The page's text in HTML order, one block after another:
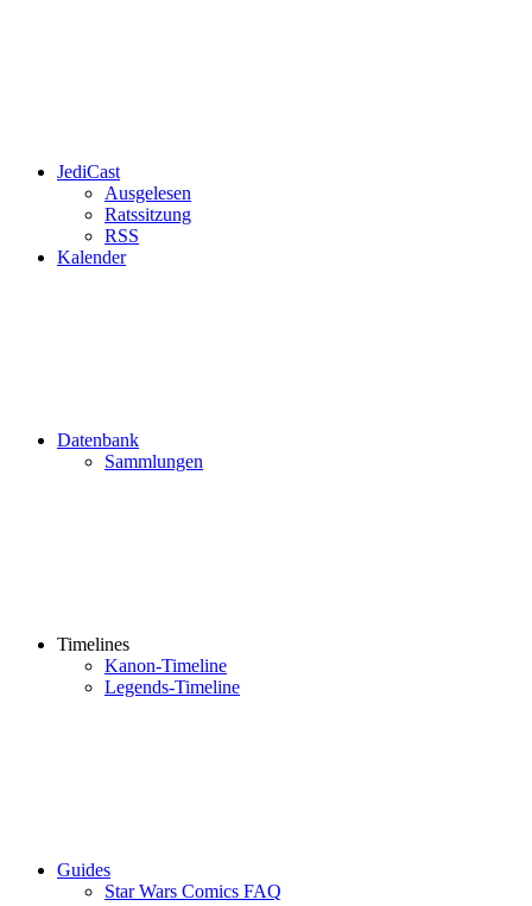
JediCast
Ausgelesen
Ratssitzung
RSS
Kalender
Datenbank
Sammlungen
Timelines
Kanon-Timeline
Legends-Timeline
Guides
Star Wars Comics FAQ